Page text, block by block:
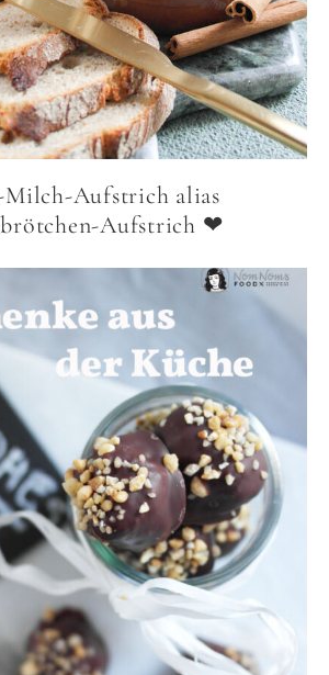
Aufstrich alias
Aufstrich ❤